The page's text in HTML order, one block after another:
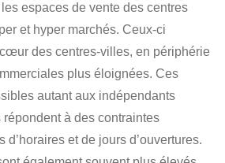
espaces de vente des centres
et hyper marchés. Ceux-ci
des centres-villes, en périphérie
plus éloignées. Ces
autant aux indépendants
répondent à des contraintes
d’horaires et de jours d’ouvertures.